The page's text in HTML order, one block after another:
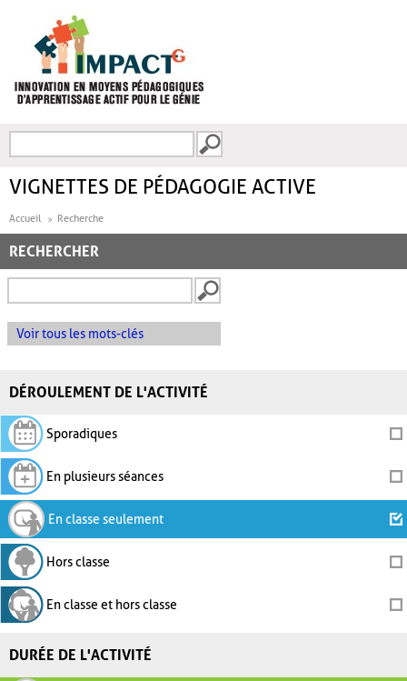
FORMULAIRE DE
VIGNETTES DE PÉDAGOGIE ACTIVE
Accueil Recherche
RECHERCHER
Voir tous les mots-clés
DÉROULEMENT DE L'ACTIVITÉ
Sporadiques
En plusieurs séances
En classe seulement
Hors classe
En classe et hors classe
DURÉE DE L'ACTIVITÉ